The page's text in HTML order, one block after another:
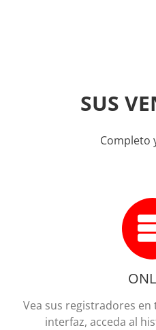
SUS
Completo
Vea sus registradores
interfaz, acceda al